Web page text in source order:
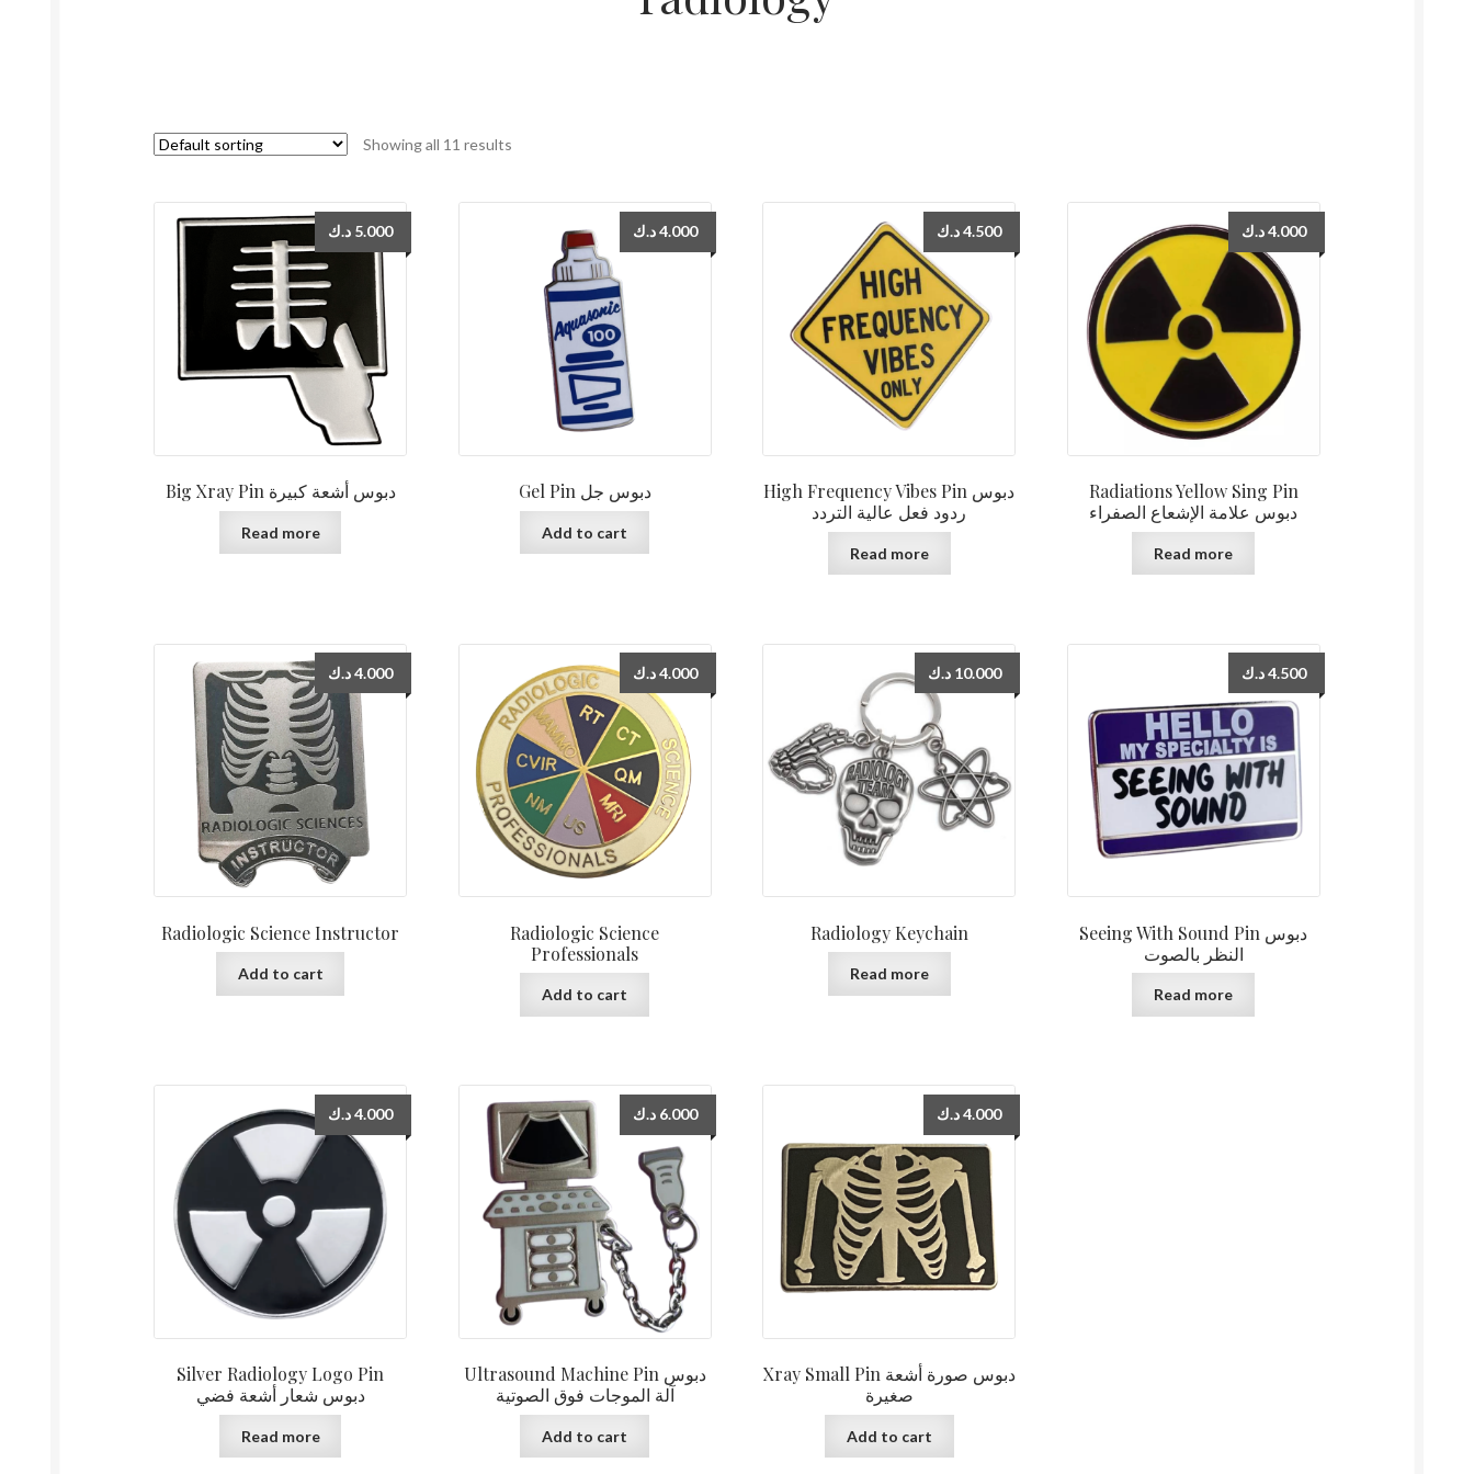
Showing all 11 results
Big Xray Pin دبوس أشعة كبيرة
5.000 د.ك
Read more
Gel Pin دبوس جل
4.000د.ك
Add to cart
High Frequency Vibes Pin دبوس
ردود فعل عالية التردد
4.500 د.ك
Read more
Radiations Yellow Sing Pin
دبوس علامة الإشعاع الصفراء
4.000د.ك
Read more
Radiologic Science Instructor
4.000د.ك
Add to cart
Radiologic Science
Professionals
4.000د.ك
Add to cart
Radiology Keychain
10.000 د.ك
Read more
Seeing With Sound Pin دبوس
النظر بالصوت
4.500د.ك
Read more
Silver Radiology Logo Pin
دبوس شعار أشعة فضي
4.000د.ك
Read more
Ultrasound Machine Pin دبوس
آلة الموجات فوق الصوتية
6.000 د.ك
Add to cart
Xray Small Pin دبوس صورة أشعة
صغيرة
4.000 د.ك
Add to cart